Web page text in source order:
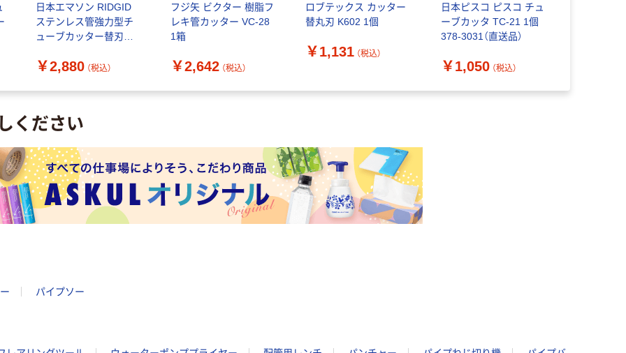
日本エマソン RIDGID
ステンレス管強力型チ
ューブカッター替刃
送品）
￥2,880 （税込）
フジ矢 ビクター 樹脂フ
レキ管カッター VC-28
1箱
￥2,642 （税込）
ロブテックス カッター
替丸刃 K602 1個
￥1,131 （税込）
日本ピスコ ピスコ チュ
ーブカッタ TC-21 1個
378-3031（直送品）
￥1,050 （税込）
ください
パイプソー